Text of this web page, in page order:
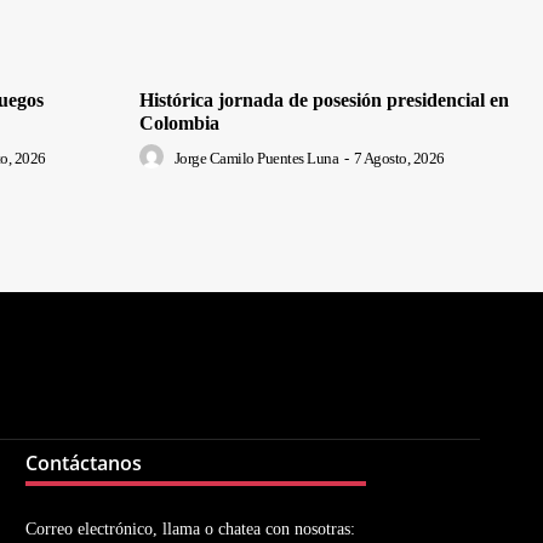
2026
Histórica jornada de posesión presidencial en
Colombia
Jorge Camilo Puentes Luna - 7 Agosto, 2026
Contáctanos
Correo electrónico, llama o chatea con nosotras: